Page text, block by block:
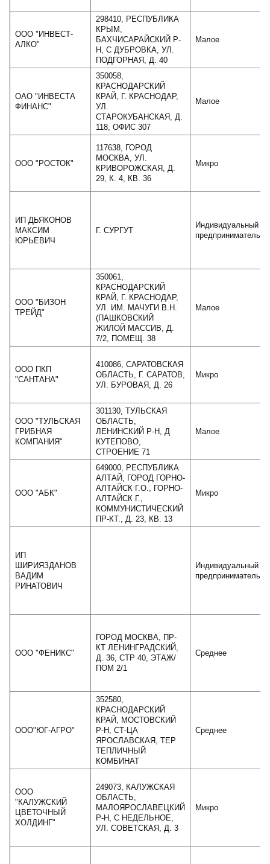
ООО "ИНВЕСТ-
АЛКО"
298410, РЕСПУБЛИКА
КРЫМ,
БАХЧИСАРАЙСКИЙ Р-
Н, С ДУБРОВКА, УЛ.
ПОДГОРНАЯ, Д. 40
Малое
ОАО "ИНВЕСТА
ФИНАНС"
350058,
КРАСНОДАРСКИЙ
КРАЙ, Г. КРАСНОДАР,
УЛ.
СТАРОКУБАНСКАЯ, Д.
118, ОФИС 307
Малое
ООО "РОСТОК"
117638, ГОРОД
МОСКВА, УЛ.
КРИВОРОЖСКАЯ, Д.
29, К. 4, КВ. 36
Микро
ИП ДЬЯКОНОВ
МАКСИМ
ЮРЬЕВИЧ
Г. СУРГУТ
Индивидуальный
предприниматель
ООО "БИЗОН
ТРЕЙД"
350061,
КРАСНОДАРСКИЙ
КРАЙ, Г. КРАСНОДАР,
УЛ. ИМ. МАЧУГИ В.Н.
(ПАШКОВСКИЙ
ЖИЛОЙ МАССИВ, Д.
7/2, ПОМЕЩ. 38
Малое
ООО ПКП
"САНТАНА"
410086, САРАТОВСКАЯ
ОБЛАСТЬ, Г. САРАТОВ,
УЛ. БУРОВАЯ, Д. 26
Микро
ООО "ТУЛЬСКАЯ
ГРИБНАЯ
КОМПАНИЯ"
301130, ТУЛЬСКАЯ
ОБЛАСТЬ,
ЛЕНИНСКИЙ Р-Н, Д
КУТЕПОВО,
СТРОЕНИЕ 71
Малое
ООО "АБК"
649000, РЕСПУБЛИКА
АЛТАЙ, ГОРОД ГОРНО-
АЛТАЙСК Г.О., ГОРНО-
АЛТАЙСК Г.,
КОММУНИСТИЧЕСКИЙ
ПР-КТ., Д. 23, КВ. 13
Микро
ИП
ШИРИЯЗДАНОВ
ВАДИМ
РИНАТОВИЧ
Индивидуальный
предприниматель
ООО "ФЕНИКС"
ГОРОД МОСКВА, ПР-
КТ ЛЕНИНГРАДСКИЙ,
Д. 36, СТР 40, ЭТАЖ/
ПОМ 2/1
Среднее
ООО"ЮГ-АГРО"
352580,
КРАСНОДАРСКИЙ
КРАЙ, МОСТОВСКИЙ
Р-Н, СТ-ЦА
ЯРОСЛАВСКАЯ, ТЕР
ТЕПЛИЧНЫЙ
КОМБИНАТ
Среднее
ООО
"КАЛУЖСКИЙ
ЦВЕТОЧНЫЙ
ХОЛДИНГ"
249073, КАЛУЖСКАЯ
ОБЛАСТЬ,
МАЛОЯРОСЛАВЕЦКИЙ
Р-Н, С НЕДЕЛЬНОЕ,
УЛ. СОВЕТСКАЯ, Д. 3
Микро